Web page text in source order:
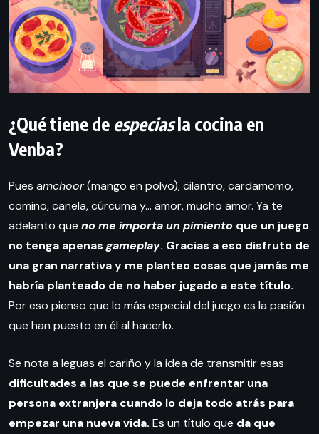
¿Qué tiene de especiasla cocina en
Venba?
Pues amchoor(mango en polvo), cilantro, cardamomo,
comino, canela, cúrcuma y… amor, mucho amor. Ya te
adelanto que no me importa un pimiento que un juego
no tenga apenas gameplay. Gracias a eso disfruto de
una gran narrativa y me planteo cosas que jamás me
habría planteado de no haber jugado a este título.
Por eso pienso que lo más especial del juego es la pasión
que han puesto en él al hacerlo.
Se nota a leguas el cariño y la idea de transmitir esas
dificultades a las que se puede enfrentar una
persona extranjera cuando lo deja todo atrás para
empezar una nueva vida. Es un título que da que